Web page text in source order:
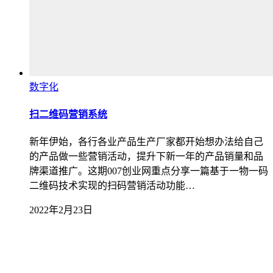
数字化
扫二维码营销系统
新年伊始，各行各业产品生产厂家都开始想办法给自己
的产品做一些营销活动，提升下新一年的产品销量和品
牌渠道推广。这期007创业网重点分享一篇基于一物一码
二维码技术实现的扫码营销活动功能…
2022年2月23日